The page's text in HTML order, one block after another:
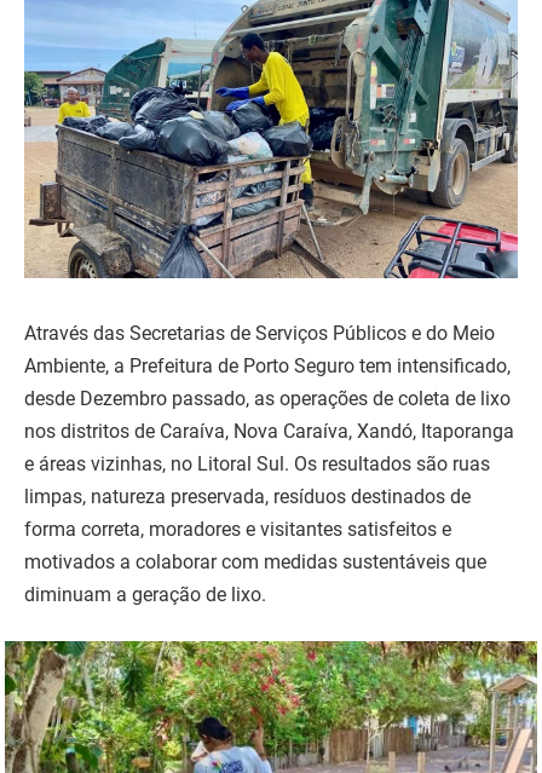
Através das Secretarias de Serviços Públicos e do Meio
Ambiente, a Prefeitura de Porto Seguro tem intensificado,
desde Dezembro passado, as operações de coleta de lixo
nos distritos de Caraíva, Nova Caraíva, Xandó, Itaporanga
e áreas vizinhas, no Litoral Sul. Os resultados são ruas
limpas, natureza preservada, resíduos destinados de
forma correta, moradores e visitantes satisfeitos e
motivados a colaborar com medidas sustentáveis que
diminuam a geração de lixo.